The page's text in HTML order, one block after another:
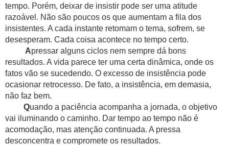
tempo. Porém, deixar de insistir pode ser uma atitude
razoável. Não são poucos os que aumentam a fila dos
insistentes. A cada instante retomam o tema, sofrem, se
desesperam. Cada coisa acontece no tempo certo.
Apressar alguns ciclos nem sempre dá bons
resultados. A vida parece ter uma certa dinâmica, onde os
fatos vão se sucedendo. O excesso de insistência pode
ocasionar retrocesso. De fato, a insistência, em demasia,
não faz bem.
Quando a paciência acompanha a jornada, o objetivo
vai iluminando o caminho. Dar tempo ao tempo não é
acomodação, mas atenção continuada. A pressa
desconcentra e compromete os resultados.